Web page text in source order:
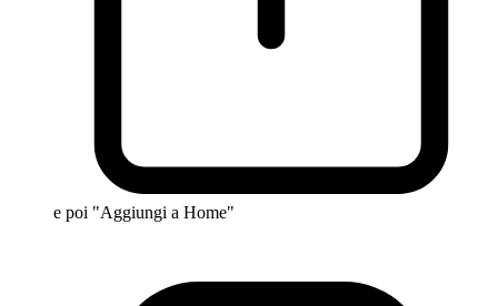
e poi "Aggiungi a Home"